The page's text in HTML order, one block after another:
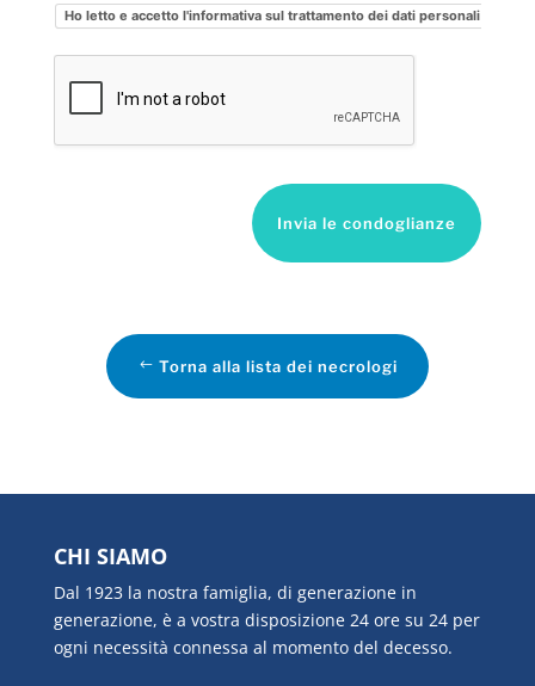
Ho letto e accetto l'informativa sul trattamento dei dati personali
Invia le condoglianze
Torna alla lista dei necrologi
CHI SIAMO
Dal 1923 la nostra famiglia, di generazione in
generazione, è a vostra disposizione 24 ore su 24 per
ogni necessità connessa al momento del decesso.